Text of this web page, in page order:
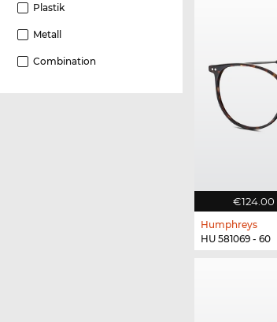
Plastik
Metall
Combination
€124.00
Humphreys
HU 581069 - 60